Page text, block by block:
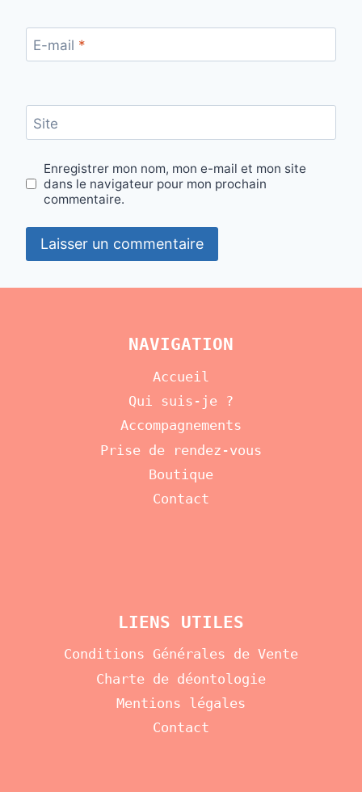
E-mail *
Site
Enregistrer mon nom, mon e-mail et mon site
dans le navigateur pour mon prochain
commentaire.
NAVIGATION
Accueil
Qui suis-je ?
Accompagnements
Prise de rendez-vous
Boutique
Contact
LIENS UTILES
Conditions Générales de Vente
Charte de déontologie
Mentions légales
Contact